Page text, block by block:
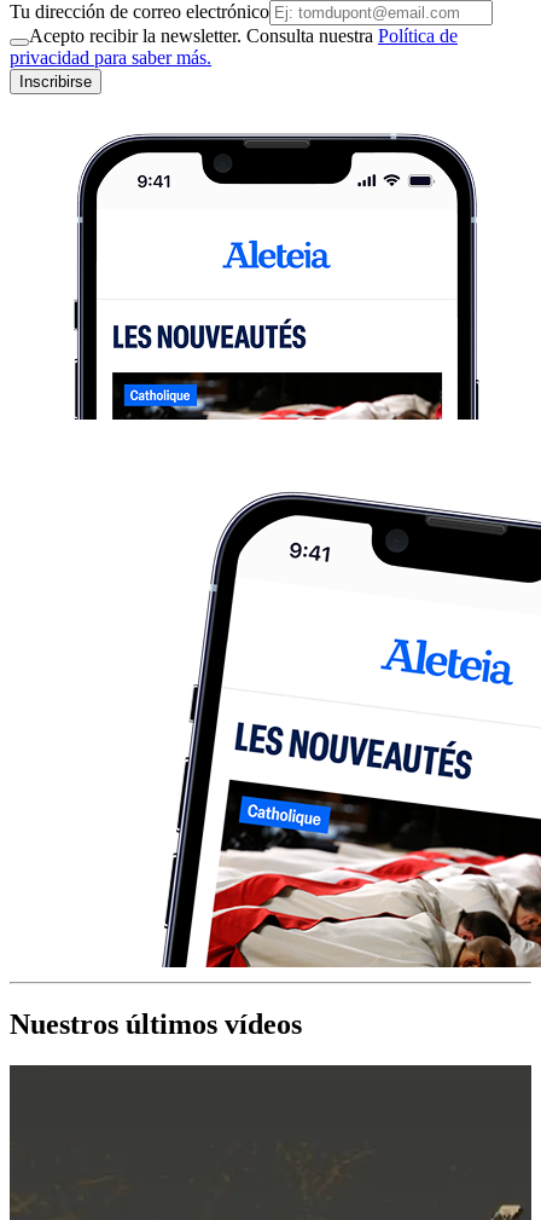
Tu dirección de correo electrónico
Acepto recibir la newsletter. Consulta nuestra Política de
privacidad para saber más.
Inscribirse
Nuestros últimos vídeos